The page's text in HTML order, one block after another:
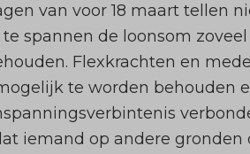
van voor 18 maart tellen
spannen de loonsom
Flexkrachten en
te worden behouden
iemand op andere